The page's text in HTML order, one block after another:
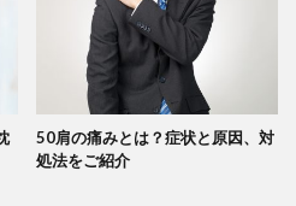
50肩の痛みとは？症状と原因、対
処法をご紹介